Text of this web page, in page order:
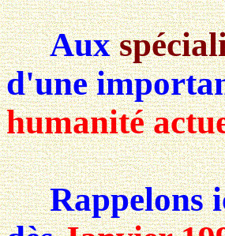
Aux
d'une
humanité
Rappelons